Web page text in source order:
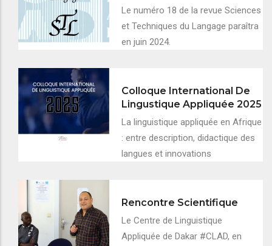
Le numéro 18 de la revue Sciences
et Techniques du Langage paraîtra
en juin 2024.
Colloque International De
Lingustique Appliquée 2025
La linguistique appliquée en Afrique
: entre description, didactique des
langues et innovations
Rencontre Scientifique
Le Centre de Linguistique
Appliquée de Dakar #CLAD, en